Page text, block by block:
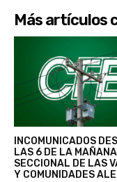
Más artículos
INCOMUNICADOS
LAS 6 DE LA
SECCIONAL DE LAS
Y COMUNIDADES